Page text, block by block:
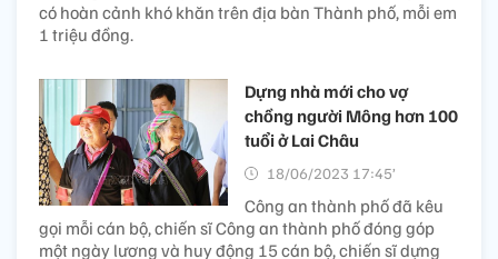
có hoàn cảnh khó khăn trên địa bàn Thành phố, mỗi em
1 triệu đồng.
Dựng nhà mới cho vợ
chồng người Mông hơn 100
tuổi ở Lai Châu
18/06/2023 17:45’
Công an thành phố đã kêu
gọi mỗi cán bộ, chiến sĩ Công an thành phố đóng góp
một ngày lương và huy động 15 cán bộ, chiến sĩ dựng